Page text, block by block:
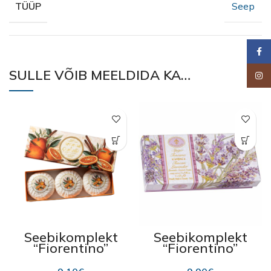
TÜÜP Seep
SULLE VÕIB MEELDIDA KA…
Seebikomplekt
“Fiorentino”
Seebikomplekt
“Fiorentino”